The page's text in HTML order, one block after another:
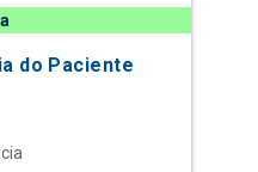
do Paciente